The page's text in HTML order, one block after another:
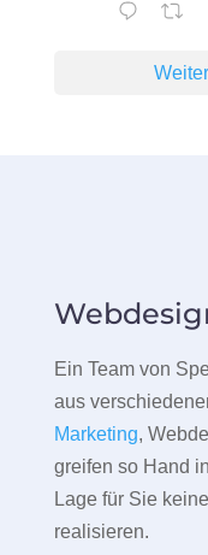
Ein Team von
aus
Marketing,
greifen so Hand
Lage für Sie
realisieren.